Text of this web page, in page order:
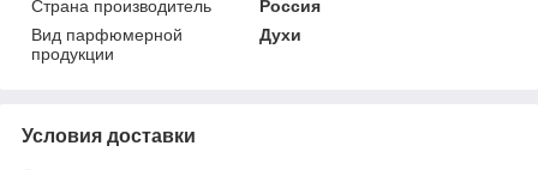
Страна производитель
Россия
Вид парфюмерной
продукции
Духи
Условия доставки